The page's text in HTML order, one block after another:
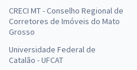
CRECI MT - Conselho Regional de
Corretores de Imóveis do Mato
Grosso
Universidade Federal de
Catalão - UFCAT